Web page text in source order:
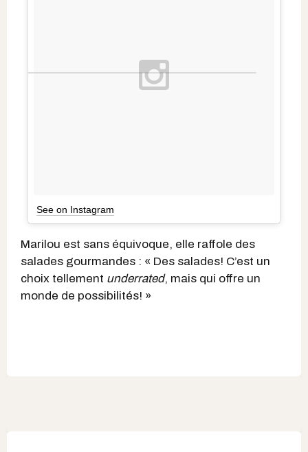
See on Instagram
Marilou est sans équivoque, elle raffole des
salades gourmandes : « Des salades! C’est un
choix tellement underrated, mais qui offre un
monde de possibilités! »